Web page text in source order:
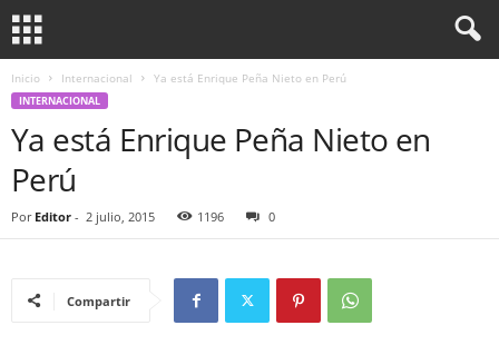
Inicio Internacional Ya está Enrique Peña Nieto en Perú
INTERNACIONAL
Ya está Enrique Peña Nieto en
Perú
Por Editor - 2 julio, 2015 1196 0
Compartir